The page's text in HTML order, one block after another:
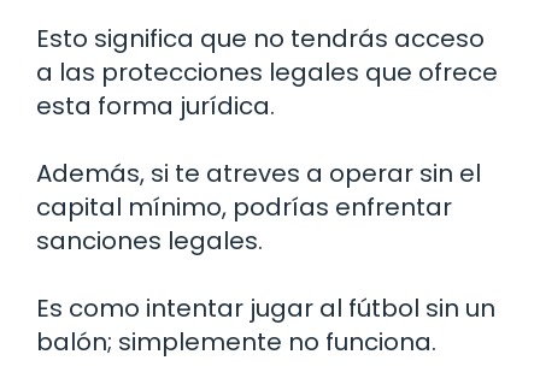
Esto significa que no tendrás acceso
a las protecciones legales que ofrece
esta forma jurídica.
Además, si te atreves a operar sin el
capital mínimo, podrías enfrentar
sanciones legales.
Es como intentar jugar al fútbol sin un
balón; simplemente no funciona.